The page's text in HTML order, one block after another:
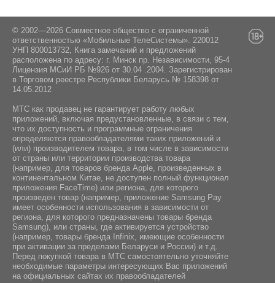
© 2002—2026 Совместное общество с ограниченной
ответственностью «Мобильные ТелеСистемы». 220012
УНП 800013732, Книга замечаний и предложений
расположена по адресу: г. Минск пр. Независимости, 95-4
Лицензия МСиИ РБ №926 от 30.04 .2004. Зарегистрирован
в Торговом реестре Республики Беларусь № 158398 от
14.05.2012
МТС как продавец не гарантирует работу любых
приложений, включая предустановленные, в связи с тем,
что их доступность и программные ограничения
определяются правообладателями таких приложений и
(или) производителем товара, в том числе в зависимости
от страны или территории производства товара
(например, для товаров бренда Apple, произведенных в
континентальном Китае, не доступен полный функционал
приложения FaceTime) или региона, для которого
произведен товар (например, приложение Samsung Pay
имеет особенности использования в зависимости от
региона, для которого предназначены товары бренда
Samsung), или страны, где активируется устройство
(например, товары бренда Infiniх, имеющие особенности
при активации за пределами Беларуси и России) и т.д.
Перед покупкой товара в МТС самостоятельно уточняйте
необходимые параметры интересующих Вас приложений
на официальных сайтах их правообладателей